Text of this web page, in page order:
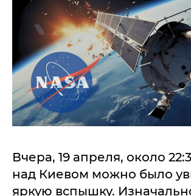
Вчера, 19 апреля, около
над Киевом можно было
яркую вспышку.